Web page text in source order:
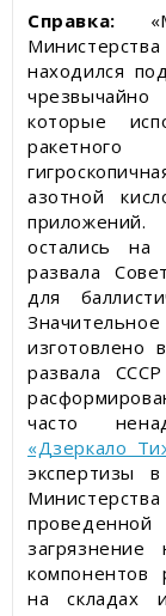
Справка:
находился
которые
ракетного
азотной
остались на
развала
для
изготовлено
развала
часто
«Дзеркало
экспертизы
компонентов
на складах